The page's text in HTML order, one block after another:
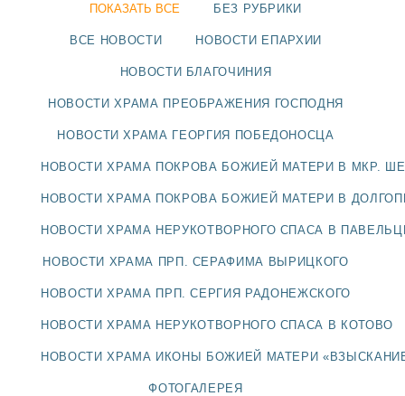
НОВОСТИ
БЛАГОЧИНИЯ
ДОЛГОПРУДНЕНСКОЕ
БЛАГОЧИНИЕ
ЕПАРХИИ
ПОКАЗАТЬ ВСЕ БЕЗ РУБРИКИ
ВСЕ НОВОСТИ НОВОСТИ ЕПАРХИИ
НОВОСТИ БЛАГОЧИНИЯ
НОВОСТИ ХРАМА ПРЕОБРАЖЕНИЯ ГОСПОДНЯ
НОВОСТИ ХРАМА ГЕОРГИЯ ПОБЕДОНОСЦА
НОВОСТИ ХРАМА ПОКРОВА БОЖИЕЙ МАТЕРИ В МКР.
НОВОСТИ ХРАМА ПОКРОВА БОЖИЕЙ МАТЕРИ В
НОВОСТИ ХРАМА НЕРУКОТВОРНОГО СПАСА В
НОВОСТИ ХРАМА ПРП. СЕРАФИМА ВЫРИЦКОГО
НОВОСТИ ХРАМА ПРП. СЕРГИЯ РАДОНЕЖСКОГО
НОВОСТИ ХРАМА НЕРУКОТВОРНОГО СПАСА В КОТОВО
НОВОСТИ ХРАМА ИКОНЫ БОЖИЕЙ МАТЕРИ
ФОТОГАЛЕРЕЯ